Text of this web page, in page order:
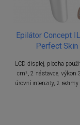
Epilátor Concept
Perfect Skin
LCD displej, plocha
cm², 2 nástavce, výkon
úrovní intenzity, 2 režimy